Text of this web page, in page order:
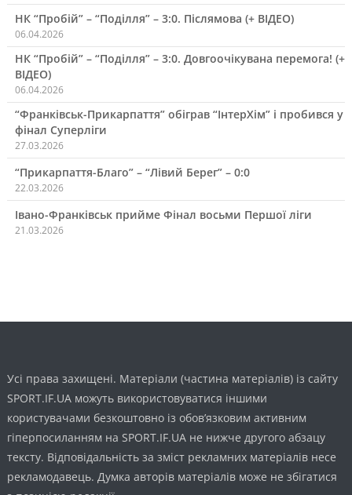
НК “Пробій” – “Поділля” – 3:0. Післямова (+ ВІДЕО)
06.04.2026
НК “Пробій” – “Поділля” – 3:0. Довгоочікувана перемога! (+
ВІДЕО)
06.04.2026
“Франківськ-Прикарпаття” обіграв “ІнтерХім” і пробився у
фінал Суперліги
27.03.2026
“Прикарпаття-Благо” – “Лівий Берег” – 0:0
22.03.2026
Івано-Франківськ прийме Фінал восьми Першої ліги
21.03.2026
Усі права захищені. Матеріали (частина матеріалів) із сайту
SPORT.IF.UA можуть використовуватися іншими
користувачами безкоштовно із обов’язковим активним
гіперпосиланням на SPORT.IF.UA не нижче другого абзацу
тексту. Відповідальність за зміст рекламних матеріалів несе
рекламодавець. Думка авторів матеріалів може не збігатися